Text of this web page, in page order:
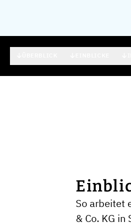
So arbeitet
& Co. KG in